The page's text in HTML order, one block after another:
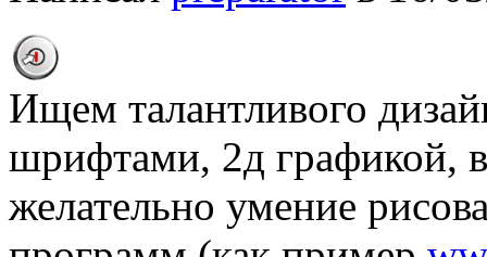
Ищем талантливого
шрифтами, 2д графикой,
желательно умение